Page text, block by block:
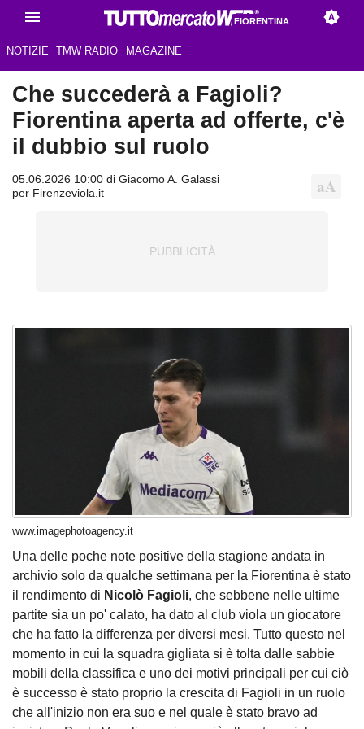
FIORENTINA
NOTIZIE TMW RADIO MAGAZINE
Che succederà a Fagioli?
Fiorentina aperta ad offerte, c'è
il dubbio sul ruolo
05.06.2026 10:00 di Giacomo A. Galassi
per Firenzeviola.it
www.imagephotoagency.it
Una delle poche note positive della stagione andata in
archivio solo da qualche settimana per la Fiorentina è stato
il rendimento di Nicolò Fagioli, che sebbene nelle ultime
partite sia un po' calato, ha dato al club viola un giocatore
che ha fatto la differenza per diversi mesi. Tutto questo nel
momento in cui la squadra gigliata si è tolta dalle sabbie
mobili della classifica e uno dei motivi principali per cui ciò
è successo è stato proprio la crescita di Fagioli in un ruolo
che all'inizio non era suo e nel quale è stato bravo ad